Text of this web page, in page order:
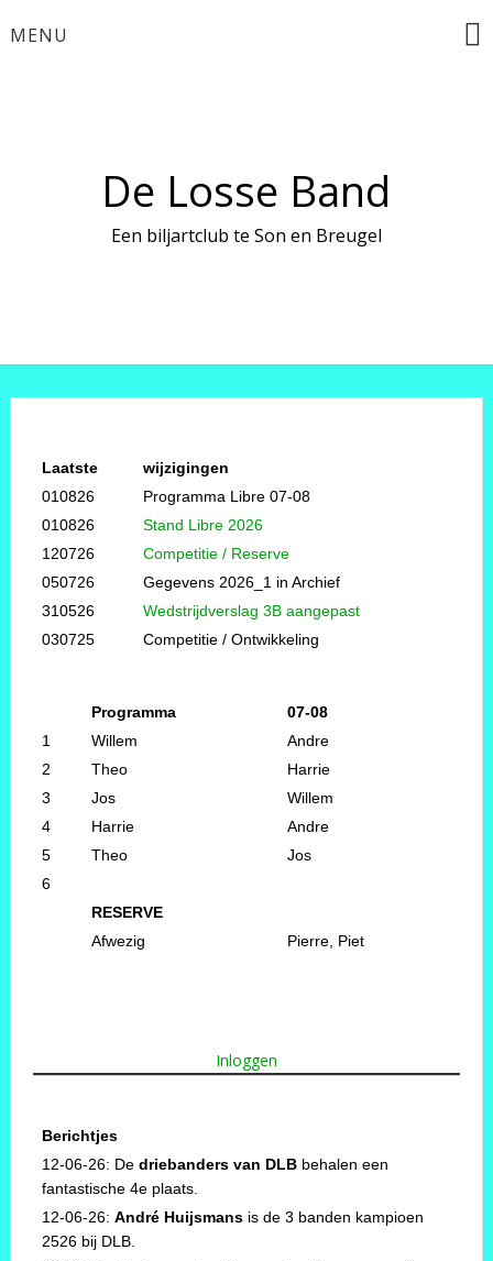
naar
MENU
De Losse Band
Een biljartclub te Son en Breugel
Laatste
wijzigingen
010826
Programma Libre 07-08
010826
Stand Libre 2026
120726
Competitie / Reserve
050726
Gegevens 2026_1 in Archief
310526
Wedstrijdverslag 3B aangepast
030725
Competitie / Ontwikkeling
Programma
07-08
1
Willem
Andre
2
Theo
Harrie
3
Jos
Willem
4
Harrie
Andre
5
Theo
Jos
6
RESERVE
Afwezig
Pierre, Piet
Inloggen
Berichtjes
12-06-26: De driebanders van DLBbehalen een
fantastische 4e plaats.
12-06-26: André Huijsmansis de 3 banden kampioen
2526 bij DLB.